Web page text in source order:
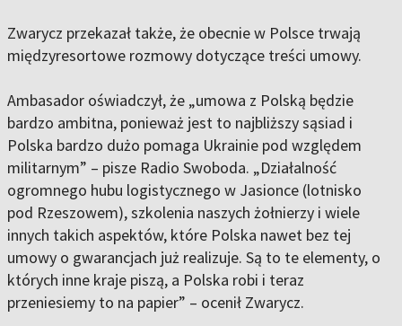
Zwarycz przekazał także, że obecnie w Polsce trwają
międzyresortowe rozmowy dotyczące treści umowy.
Ambasador oświadczył, że „umowa z Polską będzie
bardzo ambitna, ponieważ jest to najbliższy sąsiad i
Polska bardzo dużo pomaga Ukrainie pod względem
militarnym” – pisze Radio Swoboda. „Działalność
ogromnego hubu logistycznego w Jasionce (lotnisko
pod Rzeszowem), szkolenia naszych żołnierzy i wiele
innych takich aspektów, które Polska nawet bez tej
umowy o gwarancjach już realizuje. Są to te elementy, o
których inne kraje piszą, a Polska robi i teraz
przeniesiemy to na papier” – ocenił Zwarycz.